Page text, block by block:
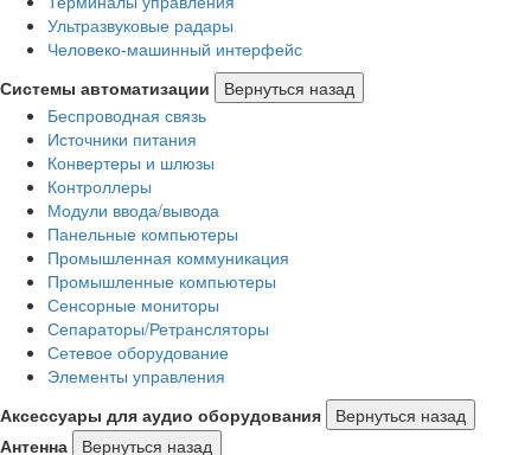
Ультразвуковые радары
Человеко-машинный интерфейс
Системы автоматизации
Вернуться назад
Беспроводная связь
Источники питания
Конвертеры и шлюзы
Контроллеры
Модули ввода/вывода
Панельные компьютеры
Промышленная коммуникация
Промышленные компьютеры
Сенсорные мониторы
Сепараторы/Ретрансляторы
Сетевое оборудование
Элементы управления
Аксессуары для аудио оборудования
Вернуться назад
Антенна
Вернуться назад